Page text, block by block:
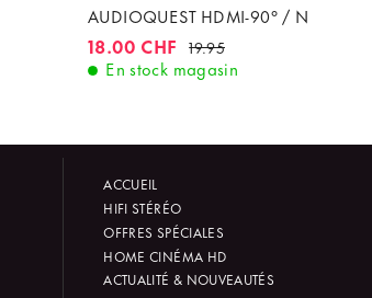
AUDIOQUEST HDMI-90° / N
18.00 CHF 19.95
En stock magasin
ACCUEIL
HIFI STÉRÉO
OFFRES SPÉCIALES
HOME CINÉMA HD
ACTUALITÉ & NOUVEAUTÉS